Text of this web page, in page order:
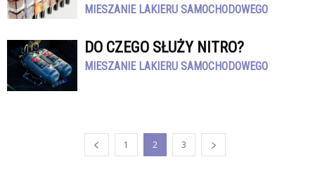
MIESZANIE LAKIERU SAMOCHODOWEGO
DO CZEGO SŁUŻY NITRO?
MIESZANIE LAKIERU SAMOCHODOWEGO
1 2 3